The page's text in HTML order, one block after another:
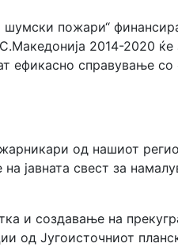
пожари“
2014-2020
ефикасно справување
од нашиот
јавната свест за
и создавање на
од Југоисточниот